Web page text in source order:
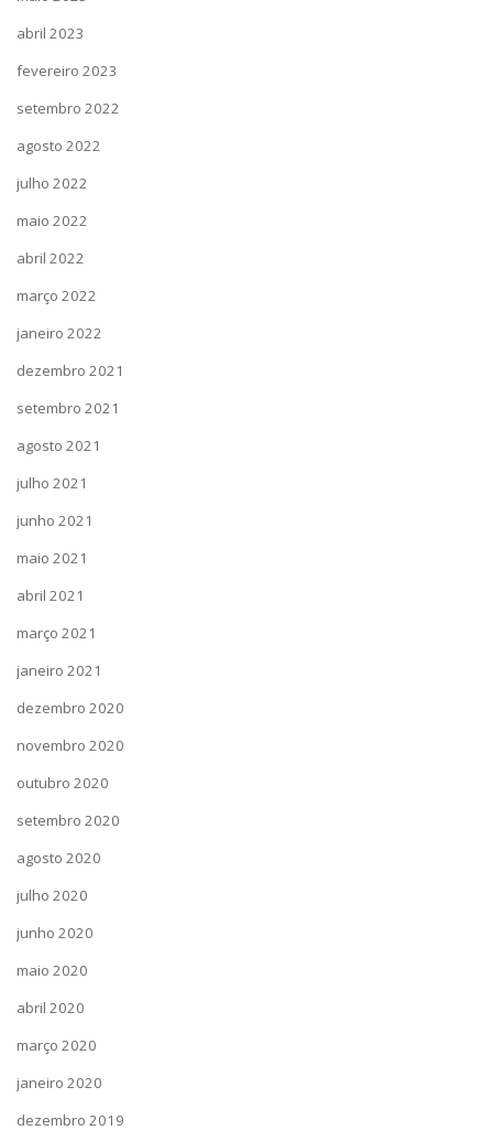
abril 2023
fevereiro 2023
setembro 2022
agosto 2022
julho 2022
maio 2022
abril 2022
março 2022
janeiro 2022
dezembro 2021
setembro 2021
agosto 2021
julho 2021
junho 2021
maio 2021
abril 2021
março 2021
janeiro 2021
dezembro 2020
novembro 2020
outubro 2020
setembro 2020
agosto 2020
julho 2020
junho 2020
maio 2020
abril 2020
março 2020
janeiro 2020
dezembro 2019